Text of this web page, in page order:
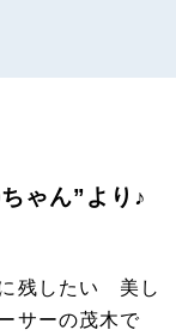
ゃん”より♪
残したい 美し
サーの茂木で